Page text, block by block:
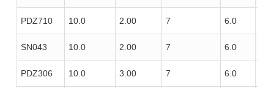
PDZ710 10.0 2.00 7 6.0
SN043 10.0 2.00 7 6.0
PDZ306 10.0 3.00 7 6.0